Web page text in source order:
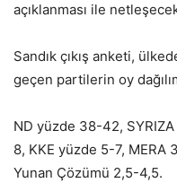
açıklanması ile
Sandık çıkış anketi,
geçen partilerin oy
ND yüzde 38-42,
8, KKE yüzde 5-7, MERA
Yunan Çözümü 2,5-4,5.